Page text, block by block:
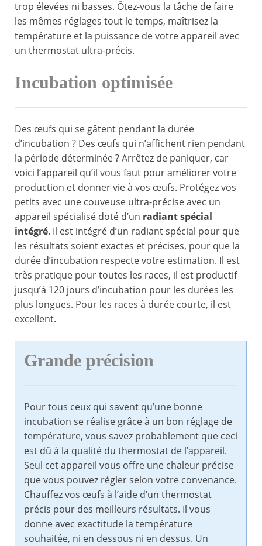
trop élevées ni basses. Ôtez-vous la tâche de faire
les mêmes réglages tout le temps, maîtrisez la
température et la puissance de votre appareil avec
un thermostat ultra-précis.
Incubation optimisée
Des œufs qui se gâtent pendant la durée
d’incubation ? Des œufs qui n’affichent rien pendant
la période déterminée ? Arrêtez de paniquer, car
voici l’appareil qu’il vous faut pour améliorer votre
production et donner vie à vos œufs. Protégez vos
petits avec une couveuse ultra-précise avec un
appareil spécialisé doté d’un radiant spécial
intégré. Il est intégré d’un radiant spécial pour que
les résultats soient exactes et précises, pour que la
durée d’incubation respecte votre estimation. Il est
très pratique pour toutes les races, il est productif
jusqu’à 120 jours d’incubation pour les durées les
plus longues. Pour les races à durée courte, il est
excellent.
Grande précision
Pour tous ceux qui savent qu’une bonne
incubation se réalise grâce à un bon réglage de
température, vous savez probablement que ceci
est dû à la qualité du thermostat de l’appareil.
Seul cet appareil vous offre une chaleur précise
que vous pouvez régler selon votre convenance.
Chauffez vos œufs à l’aide d’un thermostat
précis pour des meilleurs résultats. Il vous
donne avec exactitude la température
souhaitée, ni en dessous ni en dessus. Un